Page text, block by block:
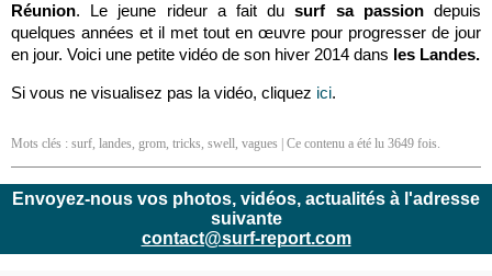
Réunion. Le jeune rideur a fait dusurf sa passiondepuis
quelques années et il met tout en œuvre pour progresser de jour
en jour. Voici une petite vidéo de son hiver 2014 dans les Landes.
Si vous ne visualisez pas la vidéo, cliquez ici.
Mots clés : surf, landes, grom, tricks, swell, vagues | Ce contenu a été lu 3649 fois.
Envoyez-nous vos photos, vidéos, actualités à l'adresse
suivante
contact@surf-report.com